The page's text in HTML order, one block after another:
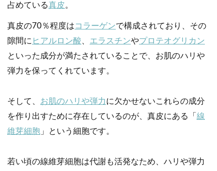
占めている真皮。
真皮の70％程度はコラーゲンで構成されており、その
隙間に ヒアルロン酸、 エラスチンやプロテオグリカン
といった成分が満たされていることで、お肌のハリや
弾力を保ってくれています。
そして、 お肌のハリや弾力に欠かせないこれらの成分
を作り出すために存在しているのが、真皮にある「 線
維芽細胞 」という細胞です。
若い頃の線維芽細胞は代謝も活発なため、ハリや弾力